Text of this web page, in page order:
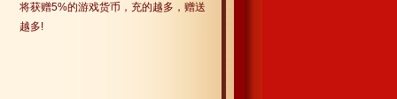
将获赠5%的游戏货币，充的越多，赠送
越多!